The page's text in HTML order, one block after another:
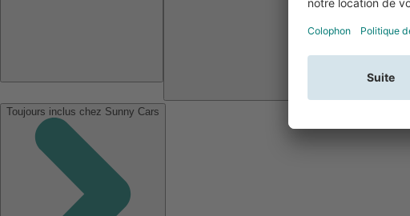
Toujours inclus chez Sunny Cars